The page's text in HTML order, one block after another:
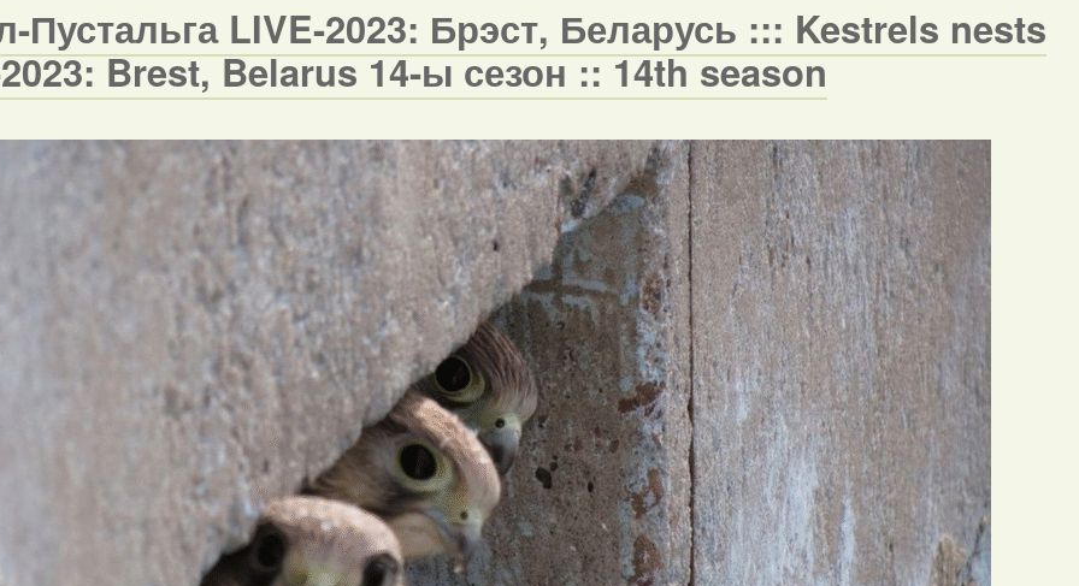
Пустальга LIVE-2023: Брэст, Беларусь ::: Kestrels nests
Brest, Belarus 14-ы сезон :: 14th season